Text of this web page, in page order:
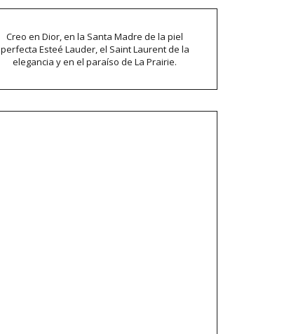
Creo en Dior, en la Santa Madre de la piel
perfecta Esteé Lauder, el Saint Laurent de la
elegancia y en el paraíso de La Prairie.